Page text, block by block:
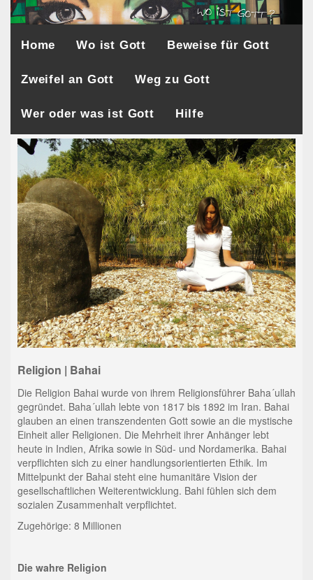
Home Wo ist Gott Beweise für Gott
Zweifel an Gott Weg zu Gott
Wer oder was ist Gott Hilfe
Religion | Bahai
Die Religion Bahai wurde von ihrem Religionsführer Baha´ullah
gegründet. Baha´ullah lebte von 1817 bis 1892 im Iran. Bahai
glauben an einen transzendenten Gott sowie an die mystische
Einheit aller Religionen. Die Mehrheit ihrer Anhänger lebt
heute in Indien, Afrika sowie in Süd- und Nordamerika. Bahai
verpflichten sich zu einer handlungsorientierten Ethik. Im
Mittelpunkt der Bahai steht eine humanitäre Vision der
gesellschaftlichen Weiterentwicklung. Bahi fühlen sich dem
sozialen Zusammenhalt verpflichtet.
Zugehörige: 8 Millionen
Die wahre Religion